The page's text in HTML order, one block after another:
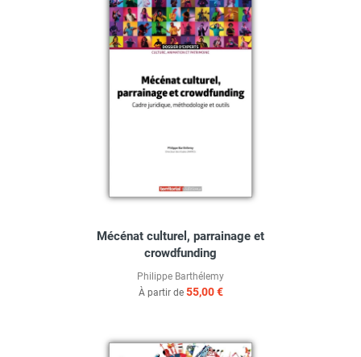
Mécénat culturel, parrainage et
crowdfunding
Philippe Barthélemy
À partir de 55,00 €